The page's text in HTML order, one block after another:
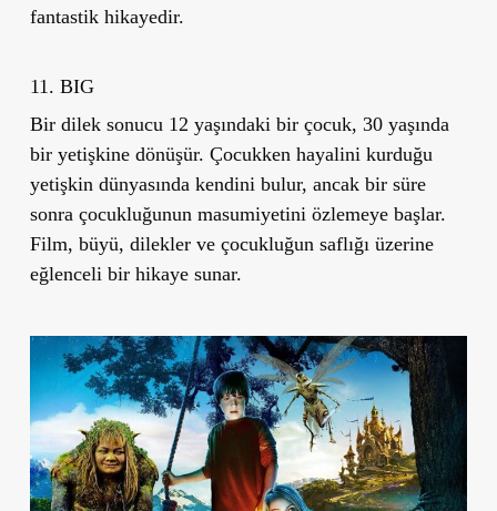
fantastik hikayedir.
11. BIG
Bir dilek sonucu 12 yaşındaki bir çocuk, 30 yaşında
bir yetişkine dönüşür. Çocukken hayalini kurduğu
yetişkin dünyasında kendini bulur, ancak bir süre
sonra çocukluğunun masumiyetini özlemeye başlar.
Film, büyü, dilekler ve çocukluğun saflığı üzerine
eğlenceli bir hikaye sunar.